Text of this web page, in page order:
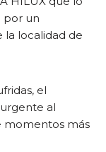
por un
la localidad de
el
al
momentos más